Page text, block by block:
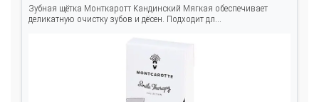
Зубная щётка Монткаротт Кандинский Мягкая обеспечивает
деликатную очистку зубов и дёсен. Подходит дл...